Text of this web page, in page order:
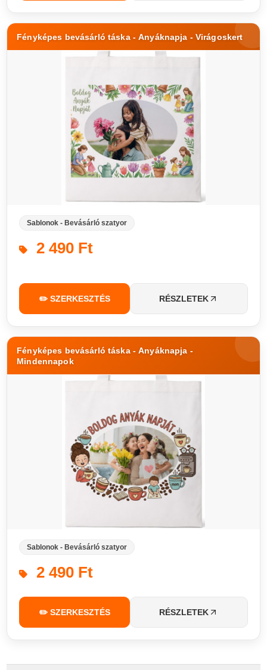
Fényképes bevásárló táska - Anyáknapja - Virágoskert
Sablonok - Bevásárló szatyor
2 490 Ft
✏️ SZERKESZTÉS RÉSZLETEK
Fényképes bevásárló táska - Anyáknapja -
Mindennapok
Sablonok - Bevásárló szatyor
2 490 Ft
✏️ SZERKESZTÉS RÉSZLETEK